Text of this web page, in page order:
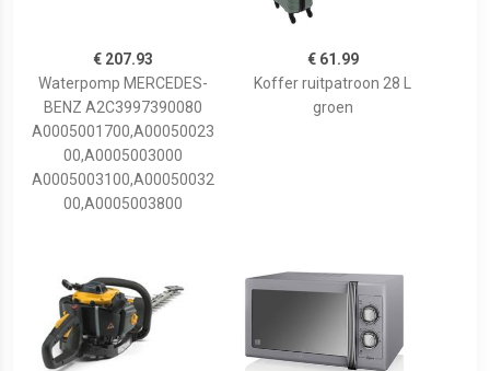
€ 207.93
Waterpomp MERCEDES-
BENZ A2C3997390080
A0005001700,A00050023
00,A0005003000
A0005003100,A00050032
00,A0005003800
€ 61.99
Koffer ruitpatroon 28 L
groen